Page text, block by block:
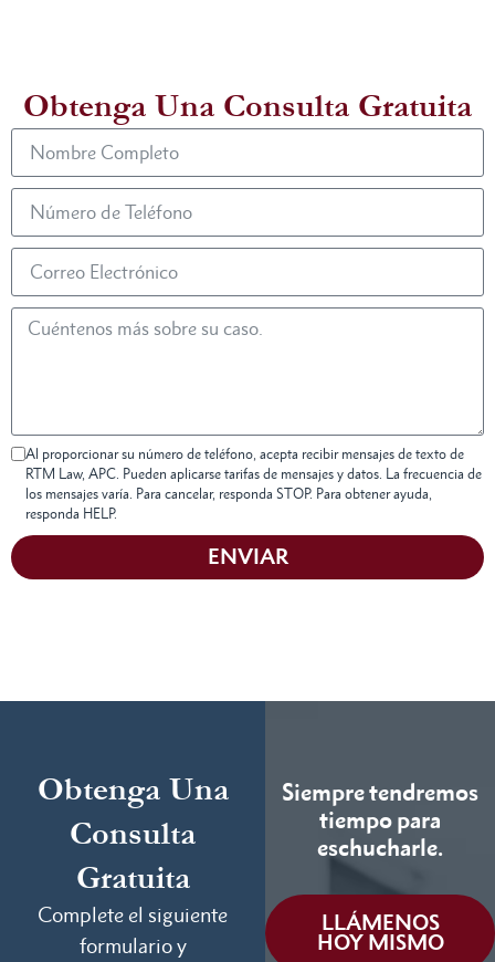
Obtenga Una Consulta Gratuita
Al proporcionar su número de teléfono, acepta recibir mensajes de texto de
RTM Law, APC. Pueden aplicarse tarifas de mensajes y datos. La frecuencia de
los mensajes varía. Para cancelar, responda STOP. Para obtener ayuda,
responda HELP.
ENVIAR
Obtenga Una
Consulta
Gratuita
Complete el siguiente
formulario y
Siempre tendremos
tiempo para
eschucharle.
LLÁMENOS
HOY MISMO